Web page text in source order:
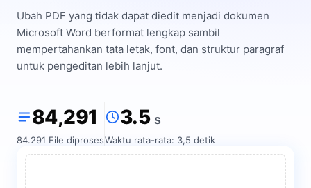
Ubah PDF yang tidak dapat diedit menjadi dokumen
Microsoft Word berformat lengkap sambil
mempertahankan tata letak, font, dan struktur paragraf
untuk pengeditan lebih lanjut.
84,291
84.291 File diproses
3.5 s
Waktu rata-rata: 3,5 detik